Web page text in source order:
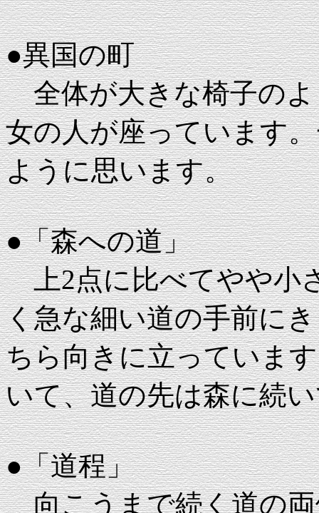
●異国の町
全体が大きな椅子のよ
女の人が座っています
ように思います。
●「森への道」
上2点に比べてやや小
く急な細い道の手前に
ちら向きに立っていま
いて、道の先は森に続
●「道程」
向こうまで続く道の両